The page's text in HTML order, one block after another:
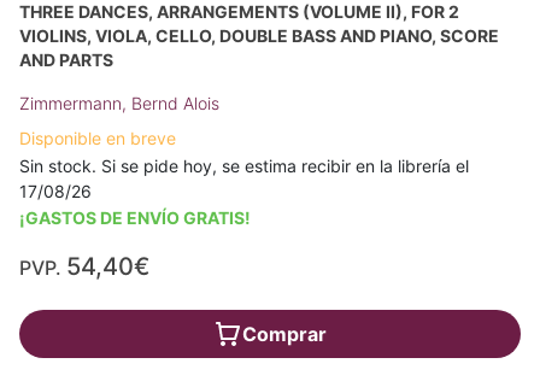
THREE DANCES, ARRANGEMENTS (VOLUME II), FOR 2
VIOLINS, VIOLA, CELLO, DOUBLE BASS AND PIANO, SCORE
AND PARTS
Zimmermann, Bernd Alois
Disponible en breve
Sin stock. Si se pide hoy, se estima recibir en la librería el
17/08/26
¡GASTOS DE ENVÍO GRATIS!
PVP. 54,40€
Comprar